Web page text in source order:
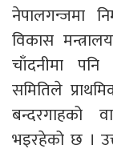
नेपालगन्जमा
विकास
चाँदनीमा
समितिले
बन्दरगाहको
भइरहेको छ ।